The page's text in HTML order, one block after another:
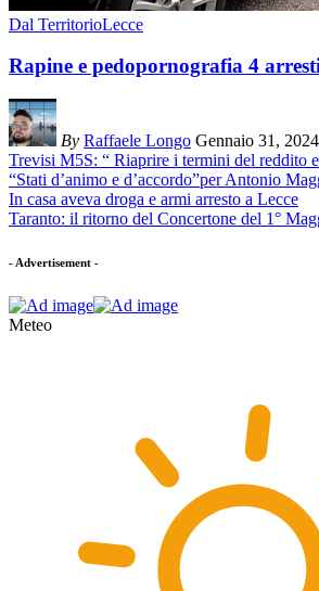
Dal TerritorioLecce
Rapine e pedopornografia 4
By Raffaele Longo Gennaio 31, 2024
Trevisi M5S: “ Riaprire i termini del reddito
“Stati d’animo e d’accordo”per Antonio
In casa aveva droga e armi arresto a Lecce
Taranto: il ritorno del Concertone del 1°
- Advertisement -
Meteo